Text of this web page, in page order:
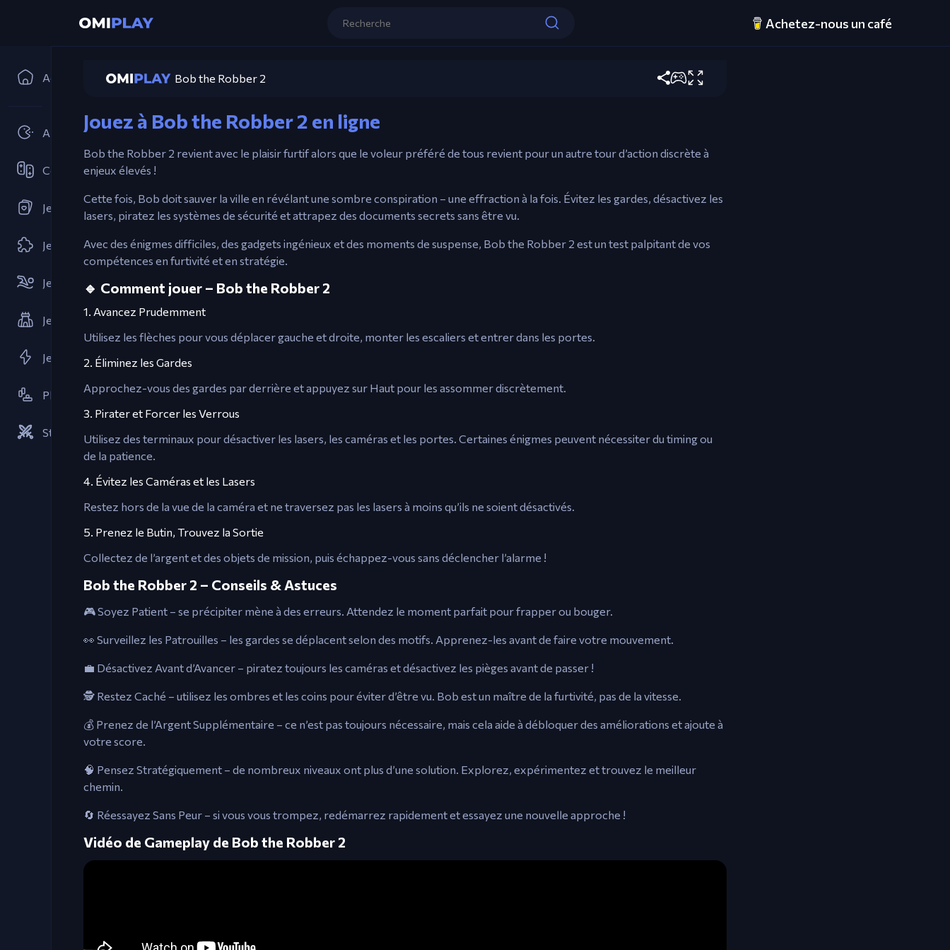
Achetez-nous un café
Accueil
Arcades
Coopératif
Jeux de Cartes
Jeux de Puzzle
Jeux de Sports
Jeux de Tower Defense
Jeux Flash
Plateforme
Stratégies
Joue maintenant
Bob the Robber 2
Jouez à Bob the Robber 2 en ligne
Bob the Robber 2 revient avec le plaisir furtif alors que le voleur préféré de tous revient pour un autre tour d’action discrète à
enjeux élevés !
Cette fois, Bob doit sauver la ville en révélant une sombre conspiration – une effraction à la fois. Évitez les gardes, désactivez les
lasers, piratez les systèmes de sécurité et attrapez des documents secrets sans être vu.
Avec des énigmes difficiles, des gadgets ingénieux et des moments de suspense, Bob the Robber 2 est un test palpitant de vos
compétences en furtivité et en stratégie.
🔹 Comment jouer – Bob the Robber 2
1. Avancez Prudemment
Utilisez les flèches pour vous déplacer gauche et droite, monter les escaliers et entrer dans les portes.
2. Éliminez les Gardes
Approchez-vous des gardes par derrière et appuyez sur Haut pour les assommer discrètement.
3. Pirater et Forcer les Verrous
Utilisez des terminaux pour désactiver les lasers, les caméras et les portes. Certaines énigmes peuvent nécessiter du timing ou
de la patience.
4. Évitez les Caméras et les Lasers
Restez hors de la vue de la caméra et ne traversez pas les lasers à moins qu’ils ne soient désactivés.
5. Prenez le Butin, Trouvez la Sortie
Collectez de l’argent et des objets de mission, puis échappez-vous sans déclencher l’alarme !
Bob the Robber 2 – Conseils & Astuces
🎮 Soyez Patient – se précipiter mène à des erreurs. Attendez le moment parfait pour frapper ou bouger.
👀 Surveillez les Patrouilles – les gardes se déplacent selon des motifs. Apprenez-les avant de faire votre mouvement.
💼 Désactivez Avant d’Avancer – piratez toujours les caméras et désactivez les pièges avant de passer !
🕵️ Restez Caché – utilisez les ombres et les coins pour éviter d’être vu. Bob est un maître de la furtivité, pas de la vitesse.
💰 Prenez de l’Argent Supplémentaire – ce n’est pas toujours nécessaire, mais cela aide à débloquer des améliorations et ajoute à
votre score.
🧠 Pensez Stratégiquement – de nombreux niveaux ont plus d’une solution. Explorez, expérimentez et trouvez le meilleur
chemin.
🔄 Réessayez Sans Peur – si vous vous trompez, redémarrez rapidement et essayez une nouvelle approche !
Vidéo de Gameplay de Bob the Robber 2